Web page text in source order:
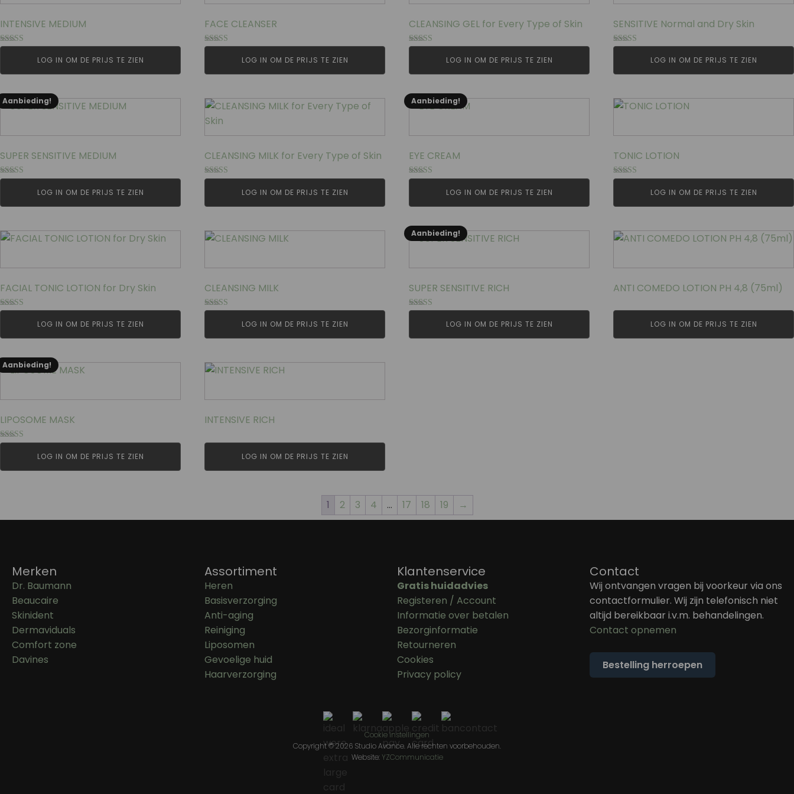
INTENSIVE MEDIUM
Gewaardeerd
LOG IN OM DE PRIJS TE ZIEN
FACE CLEANSER
Gewaardeerd
LOG IN OM DE PRIJS TE ZIEN
CLEANSING GEL for Every Type of Skin
Gewaardeerd
LOG IN OM DE PRIJS TE ZIEN
SENSITIVE Normal and Dry Skin
Gewaardeerd
LOG IN OM DE PRIJS TE ZIEN
Aanbieding!
SUPER SENSITIVE MEDIUM
Gewaardeerd
LOG IN OM DE PRIJS TE ZIEN
CLEANSING MILK for Every Type of Skin
Gewaardeerd
LOG IN OM DE PRIJS TE ZIEN
Aanbieding!
EYE CREAM
Gewaardeerd
LOG IN OM DE PRIJS TE ZIEN
TONIC LOTION
Gewaardeerd
LOG IN OM DE PRIJS TE ZIEN
FACIAL TONIC LOTION for Dry Skin
Gewaardeerd
LOG IN OM DE PRIJS TE ZIEN
CLEANSING MILK
Gewaardeerd
LOG IN OM DE PRIJS TE ZIEN
Aanbieding!
SUPER SENSITIVE RICH
Gewaardeerd
LOG IN OM DE PRIJS TE ZIEN
ANTI COMEDO LOTION PH 4,8 (75ml)
LOG IN OM DE PRIJS TE ZIEN
Aanbieding!
LIPOSOME MASK
Gewaardeerd
LOG IN OM DE PRIJS TE ZIEN
INTENSIVE RICH
LOG IN OM DE PRIJS TE ZIEN
1 2 3 4 … 17 18 19 →
Merken
Dr. Baumann
Beaucaire
Skinident
Dermaviduals
Comfort zone
Davines
Assortiment
Heren
Basisverzorging
Anti-aging
Reiniging
Liposomen
Gevoelige huid
Haarverzorging
Klantenservice
Gratis huidadvies
Registeren / Account
Informatie over betalen
Bezorginformatie
Retourneren
Cookies
Privacy policy
Contact
Wij ontvangen vragen bij voorkeur via ons
contactformulier. Wij zijn telefonisch niet
altijd bereikbaar i.v.m. behandelingen.
Contact opnemen
Bestelling herroepen
Cookie instellingen
Copyright © 2026 Studio Avance. Alle rechten voorbehouden.
Website: YZCommunicatie